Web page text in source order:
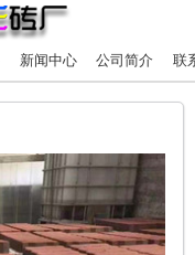
新闻中心 公司简介 联